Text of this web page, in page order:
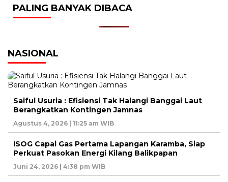
PALING BANYAK DIBACA
NASIONAL
Saiful Usuria : Efisiensi Tak Halangi Banggai Laut
Berangkatkan Kontingen Jamnas
Agustus 4, 2026 | 11:25 am WIB
ISOG Capai Gas Pertama Lapangan Karamba, Siap
Perkuat Pasokan Energi Kilang Balikpapan
Juni 24, 2026 | 4:38 pm WIB